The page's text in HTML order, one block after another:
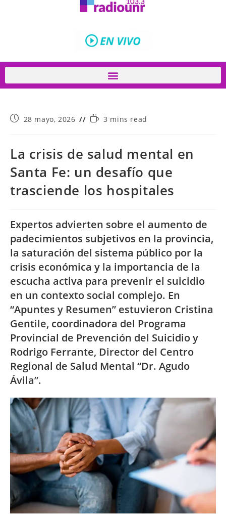
28 mayo, 2026 3 mins read
La crisis de salud mental en
Santa Fe: un desafío que
trasciende los hospitales
Expertos advierten sobre el aumento de
padecimientos subjetivos en la provincia,
la saturación del sistema público por la
crisis económica y la importancia de la
escucha activa para prevenir el suicidio
en un contexto social complejo. En
“Apuntes y Resumen” estuvieron Cristina
Gentile, coordinadora del Programa
Provincial de Prevención del Suicidio y
Rodrigo Ferrante, Director del Centro
Regional de Salud Mental “Dr. Agudo
Ávila”.